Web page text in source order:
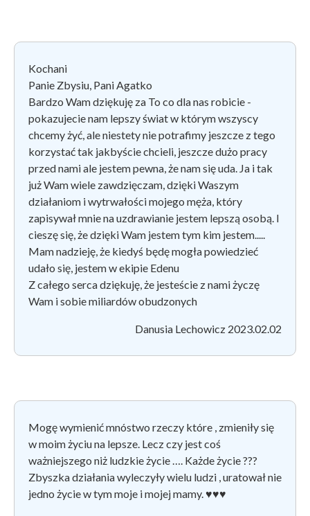
Kochani
Panie Zbysiu, Pani Agatko
Bardzo Wam dziękuję za To co dla nas robicie -
pokazujecie nam lepszy świat w którym wszyscy
chcemy żyć, ale niestety nie potrafimy jeszcze z tego
korzystać tak jakbyście chcieli, jeszcze dużo pracy
przed nami ale jestem pewna, że nam się uda. Ja i tak
już Wam wiele zawdzięczam, dzięki Waszym
działaniom i wytrwałości mojego męża, który
zapisywał mnie na uzdrawianie jestem lepszą osobą. I
cieszę się, że dzięki Wam jestem tym kim jestem.....
Mam nadzieję, że kiedyś będę mogła powiedzieć
udało się, jestem w ekipie Edenu
Z całego serca dziękuję, że jesteście z nami życzę
Wam i sobie miliardów obudzonych
Danusia Lechowicz 2023.02.02
Mogę wymienić mnóstwo rzeczy które , zmieniły się
w moim życiu na lepsze. Lecz czy jest coś
ważniejszego niż ludzkie życie …. Każde życie ???
Zbyszka działania wyleczyły wielu ludzi , uratował nie
jedno życie w tym moje i mojej mamy.♥♥♥